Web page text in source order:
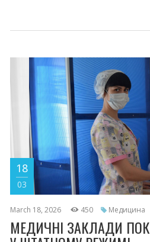
18
03
March 18, 2026 450 Медицина
МЕДИЧНІ ЗАКЛАДИ